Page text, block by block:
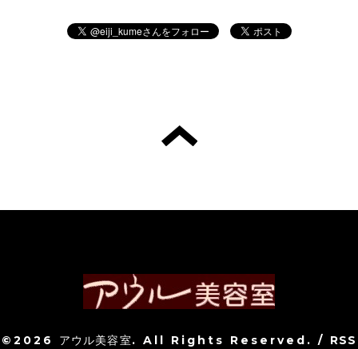
©2026 アウル美容室. All Rights Reserved. / RSS